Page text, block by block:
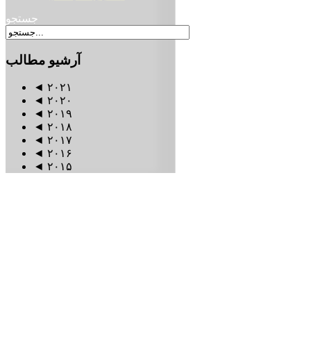
جستجو
آرشیو مطالب
◄ ۲۰۲۱
◄ ۲۰۲۰
◄ ۲۰۱۹
◄ ۲۰۱۸
◄ ۲۰۱۷
◄ ۲۰۱۶
◄ ۲۰۱۵